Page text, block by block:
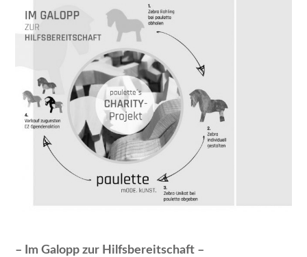
– Im Galopp zur Hilfsbereitschaft –